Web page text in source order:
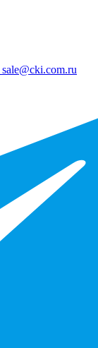
sale@cki.com.ru